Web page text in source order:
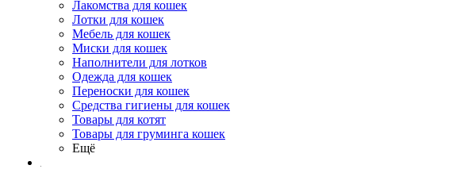
Лакомства для кошек
Лотки для кошек
Мебель для кошек
Миски для кошек
Наполнители для лотков
Одежда для кошек
Переноски для кошек
Средства гигиены для кошек
Товары для котят
Товары для груминга кошек
Ещё